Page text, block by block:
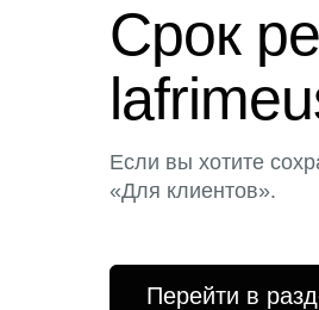
Срок
Если вы хотите
«Для клиентов».
Перейти в